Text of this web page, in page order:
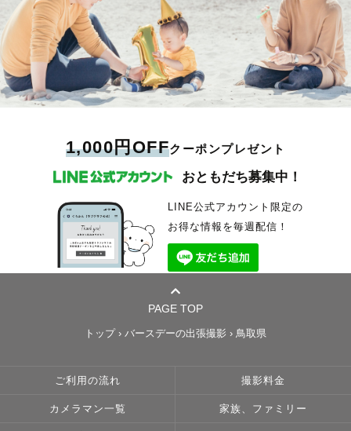
1,000円OFFクーポンプレゼント
おともだち募集中！
LINE公式アカウント限定の
お得な情報を毎週配信！
PAGE TOP
トップ › バースデーの出張撮影 › 鳥取県
ご利用の流れ 撮影料金
カメラマン一覧 家族、ファミリー